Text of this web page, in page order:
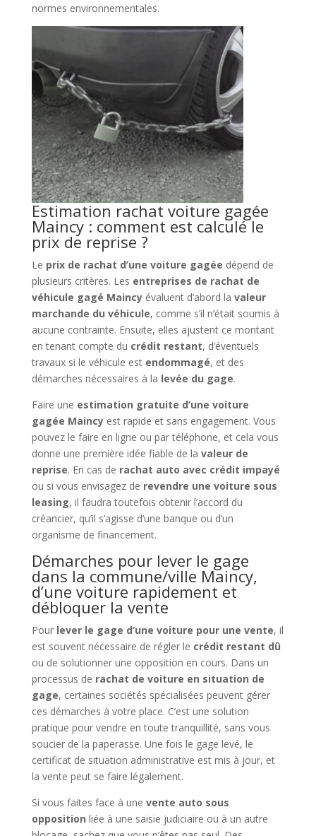
normes environnementales.
Estimation rachat voiture gagée
Maincy : comment est calculé le
prix de reprise ?
Le prix de rachat d’une voiture gagée dépend de
plusieurs critères. Les entreprises de rachat de
véhicule gagé Maincyévaluent d’abord la valeur
marchande du véhicule, comme s’il n’était soumis à
aucune contrainte. Ensuite, elles ajustent ce montant
en tenant compte du crédit restant, d’éventuels
travaux si le véhicule est endommagé, et des
démarches nécessaires à la levée du gage.
Faire une estimation gratuite d’une voiture
gagée Maincyest rapide et sans engagement. Vous
pouvez le faire en ligne ou par téléphone, et cela vous
donne une première idée fiable de la valeur de
reprise. En cas de rachat auto avec crédit impayé
ou si vous envisagez de revendre une voiture sous
leasing, il faudra toutefois obtenir l’accord du
créancier, qu’il s’agisse d’une banque ou d’un
organisme de financement.
Démarches pour lever le gage
dans la commune/ville Maincy,
d’une voiture rapidement et
débloquer la vente
Pour lever le gage d’une voiture pour une vente, il
est souvent nécessaire de régler le crédit restant dû
ou de solutionner une opposition en cours. Dans un
processus de rachat de voiture en situation de
gage, certaines sociétés spécialisées peuvent gérer
ces démarches à votre place. C’est une solution
pratique pour vendre en toute tranquillité, sans vous
soucier de la paperasse. Une fois le gage levé, le
certificat de situation administrative est mis à jour, et
la vente peut se faire légalement.
Si vous faites face à une vente auto sous
opposition liée à une saisie judiciaire ou à un autre